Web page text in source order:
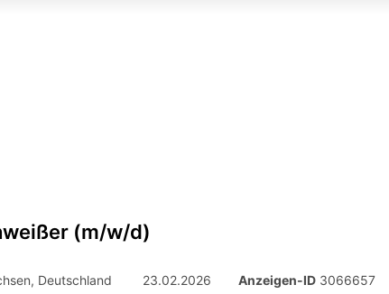
(m/w/d)
Deutschland 23.02.2026 Anzeigen-ID 3066657